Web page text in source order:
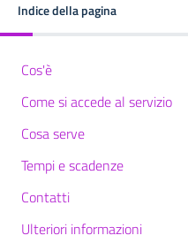
Indice della pagina
Cos'è
Come si accede al servizio
Cosa serve
Tempi e scadenze
Contatti
Ulteriori informazioni